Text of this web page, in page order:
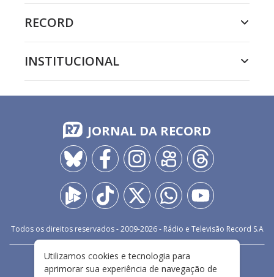
RECORD
INSTITUCIONAL
JORNAL DA RECORD
Todos os direitos reservados - 2009-2026- Rádio e Televisão Record S.A
FALE CONOSCO
PRIVACIDADE
Utilizamos cookies e tecnologia para
aprimorar sua experiência de navegação de